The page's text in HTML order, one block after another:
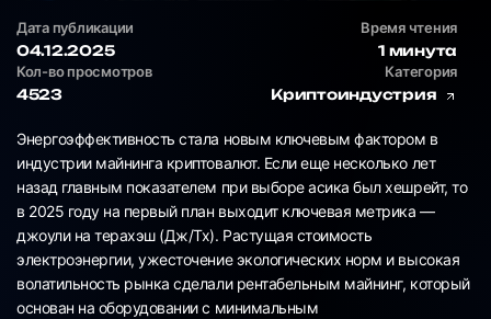
Дата публикации
04.12.2025
Время чтения
1 минута
Кол-во просмотров
4523
Категория
Криптоиндустрия
Энергоэффективность стала новым ключевым фактором в
индустрии майнинга криптовалют. Если еще несколько лет
назад главным показателем при выборе асика был хешрейт, то
в 2025 году на первый план выходит ключевая метрика —
джоули на терахэш (Дж/Тх). Растущая стоимость
электроэнергии, ужесточение экологических норм и высокая
волатильность рынка сделали рентабельным майнинг, который
основан на оборудовании с минимальным